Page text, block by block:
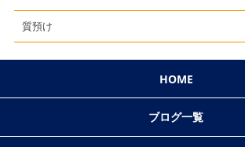
質預け
HOME
ブログ一覧